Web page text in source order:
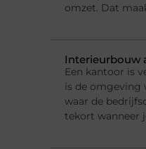
omzet. Dat
Interieurbouw
Een kantoor is
is de omgeving
waar de
tekort wanneer